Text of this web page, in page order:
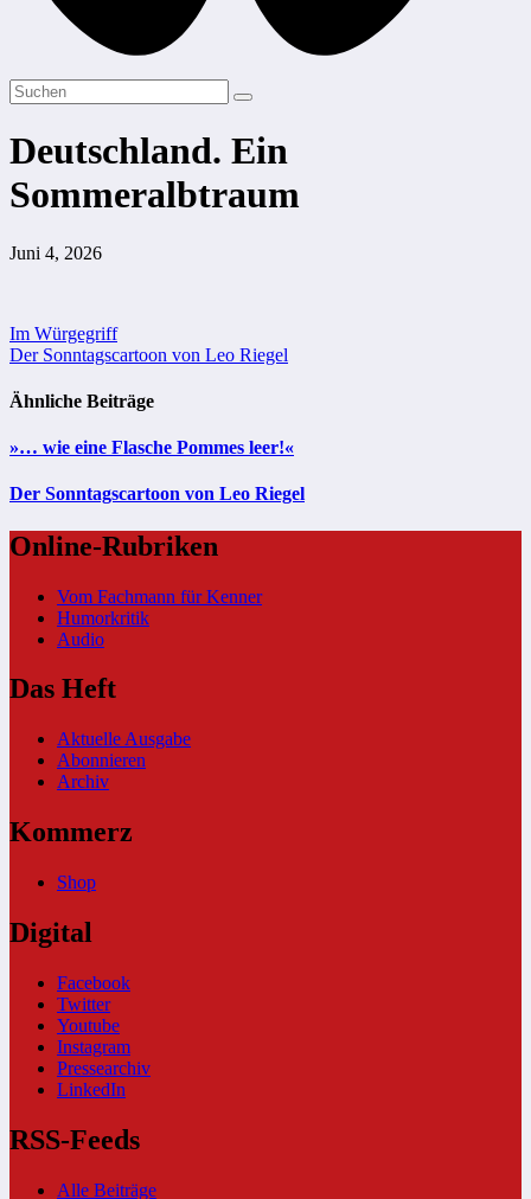
Deutschland. Ein
Sommeralbtraum
Juni 4, 2026
Beitragsnavigation
Im Würgegriff
Der Sonntagscartoon von Leo Riegel
Ähnliche Beiträge
»… wie eine Flasche Pommes leer!«
Der Sonntagscartoon von Leo Riegel
Online-Rubriken
Vom Fachmann für Kenner
Humorkritik
Audio
Das Heft
Aktuelle Ausgabe
Abonnieren
Archiv
Kommerz
Shop
Digital
Facebook
Twitter
Youtube
Instagram
Pressearchiv
LinkedIn
RSS-Feeds
Alle Beiträge